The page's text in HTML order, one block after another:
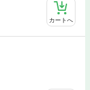
カートへ